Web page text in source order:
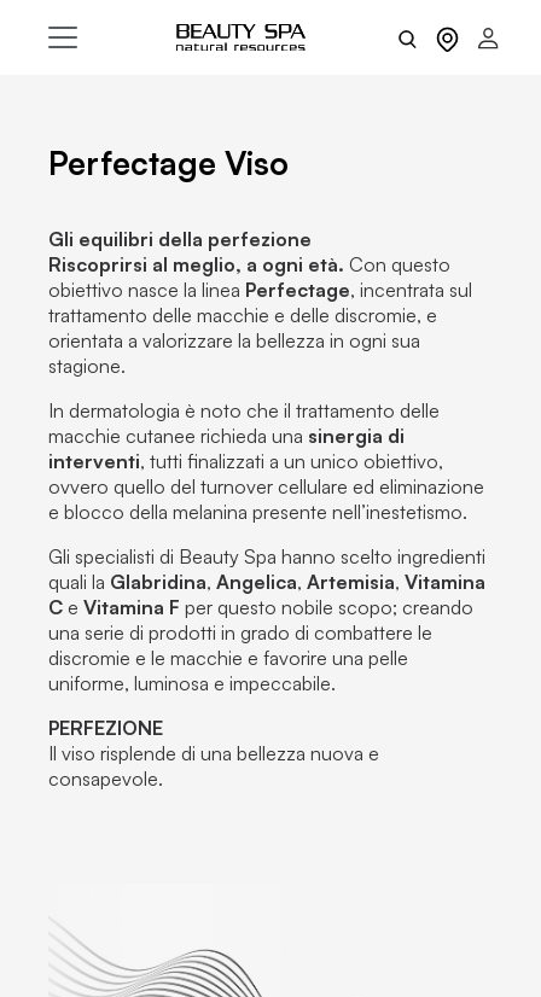
Perfectage Viso
Gli equilibri della perfezione
Riscoprirsi al meglio, a ogni età. Con questo
obiettivo nasce la linea Perfectage, incentrata sul
trattamento delle macchie e delle discromie, e
orientata a valorizzare la bellezza in ogni sua
stagione.
In dermatologia è noto che il trattamento delle
macchie cutanee richieda una sinergia di
interventi, tutti finalizzati a un unico obiettivo,
ovvero quello del turnover cellulare ed eliminazione
e blocco della melanina presente nell’inestetismo.
Gli specialisti di Beauty Spa hanno scelto ingredienti
quali la Glabridina, Angelica, Artemisia, Vitamina
C e Vitamina F per questo nobile scopo; creando
una serie di prodotti in grado di combattere le
discromie e le macchie e favorire una pelle
uniforme, luminosa e impeccabile.
PERFEZIONE
Il viso risplende di una bellezza nuova e
consapevole.